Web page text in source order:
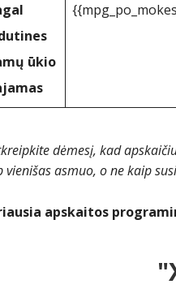
ūkio
dėmesį, kad
vienišas asmuo, o ne kaip
apskaitos